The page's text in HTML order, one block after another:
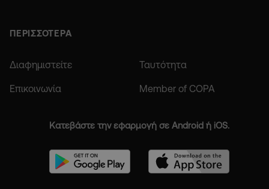
ΠΕΡΙΣΣΟΤΕΡΑ
Διαφημιστείτε Ταυτότητα
Επικοινωνία Member of COPA
Κατεβάστε την εφαρμογή σε Android ή iOS.